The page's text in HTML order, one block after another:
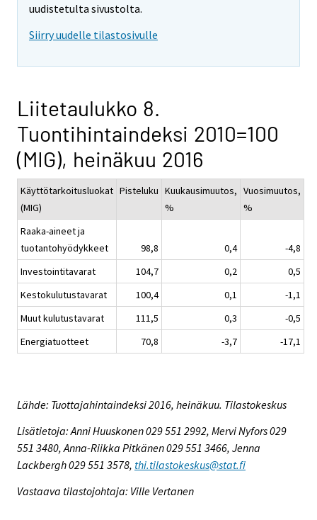
uudistetulta sivustolta.
Siirry uudelle tilastosivulle
Liitetaulukko 8.
Tuontihintaindeksi 2010=100
(MIG), heinäkuu 2016
Käyttötarkoitusluokat
(MIG)
Pisteluku Kuukausimuutos,
%
Vuosimuutos,
%
Raaka-aineet ja
tuotantohyödykkeet
98,8 0,4
-4,8
Investointitavarat
104,7 0,2
0,5
Kestokulutustavarat
100,4 0,1
-1,1
Muut kulutustavarat
111,5 0,3
-0,5
Energiatuotteet
70,8 -3,7 -17,1
Lähde: Tuottajahintaindeksi 2016, heinäkuu. Tilastokeskus
Lisätietoja: Anni Huuskonen 029 551 2992, Mervi Nyfors 029
551 3480, Anna-Riikka Pitkänen 029 551 3466, Jenna
Lackbergh 029 551 3578, thi.tilastokeskus@stat.fi
Vastaava tilastojohtaja: Ville Vertanen